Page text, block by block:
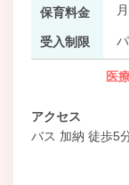
保育料金
受入制限
医
アクセス
バス 加納 徒歩5